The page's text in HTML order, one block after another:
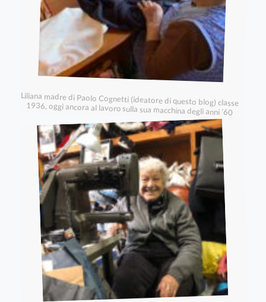
Liliana madre di Paolo Cognetti (ideatore di questo blog) classe
1936, oggi ancora al lavoro sulla sua macchina degli anni ’60